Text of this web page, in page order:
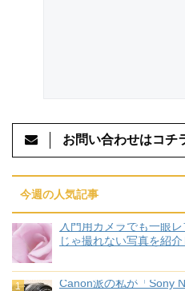
お問い合わせはコチ
今週の人気記事
入門用カメラでも一眼
じゃ撮れない写真を紹介
Canon派の私が「Sony